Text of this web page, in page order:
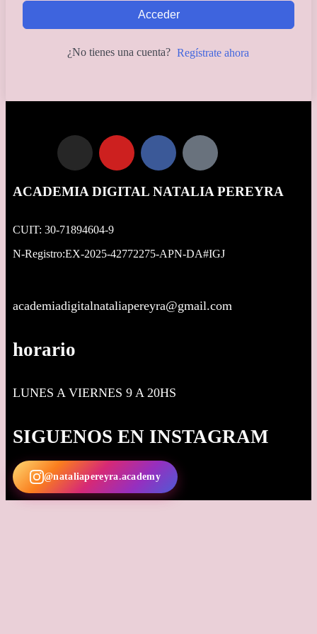
Acceder
¿No tienes una cuenta? Regístrate ahora
ACADEMIA DIGITAL NATALIA PEREYRA
CUIT: 30-71894604-9
N-Registro:EX-2025-42772275-APN-DA#IGJ
academiadigitalnataliapereyra@gmail.com
horario
LUNES A VIERNES 9 A 20HS
SIGUENOS EN INSTAGRAM
@nataliapereyra.academy